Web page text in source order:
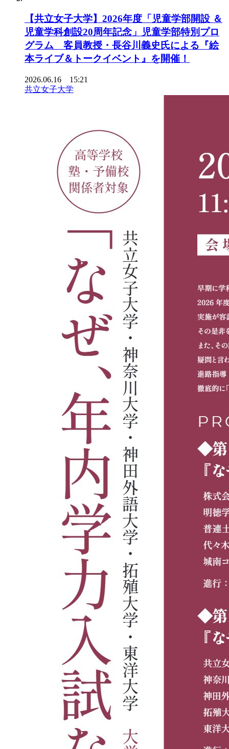
【共立女子大学】2026年度「児童学部開設 ＆
児童学科創設20周年記念」児童学部特別プロ
グラム 客員教授・長谷川義史氏による『絵
本ライブ＆トークイベント』を開催！
2026.06.16 15:21
共立女子大学